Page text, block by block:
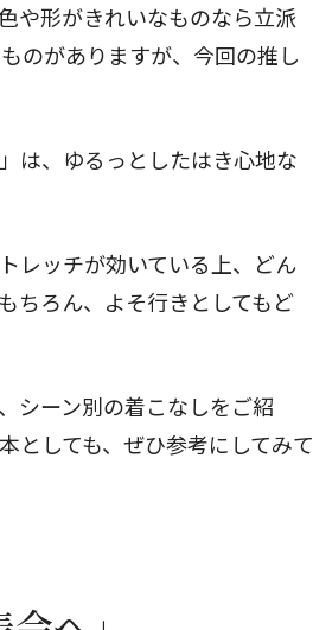
や形がきれいなものなら立派
のがありますが、今回の推し
」は、ゆるっとしたはき心地な
レッチが効いている上、どん
ちろん、よそ行きとしてもど
シーン別の着こなしをご紹
としても、ぜひ参考にしてみて